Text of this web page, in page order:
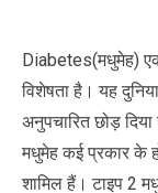
Diabetes(मधुमेह) एक
विशेषता है। यह
अनुपचारित छोड़
मधुमेह कई प्रकार के
शामिल हैं। टाइप 2